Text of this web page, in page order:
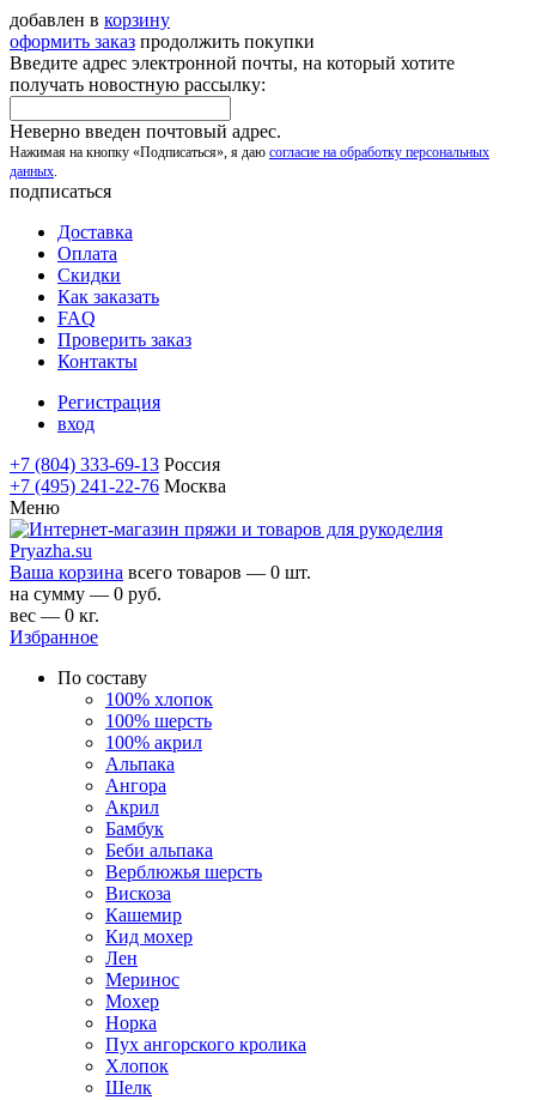
добавлен в корзину
оформить заказ продолжить покупки
Введите адрес электронной почты, на который хотите
получать новостную рассылку:
Неверно введен почтовый адрес.
Нажимая на кнопку «Подписаться», я даю согласие на обработку персональных
данных.
подписаться
Доставка
Оплата
Скидки
Как заказать
FAQ
Проверить заказ
Контакты
Регистрация
вход
+7 (804) 333-69-13 Россия
+7 (495) 241-22-76 Москва
Меню
Ваша корзина всего товаров — 0 шт.
на сумму — 0 руб.
вес — 0 кг.
Избранное
По составу
100% хлопок
100% шерсть
100% акрил
Альпака
Ангора
Акрил
Бамбук
Беби альпака
Верблюжья шерсть
Вискоза
Кашемир
Кид мохер
Лен
Меринос
Мохер
Норка
Пух ангорского кролика
Хлопок
Шелк